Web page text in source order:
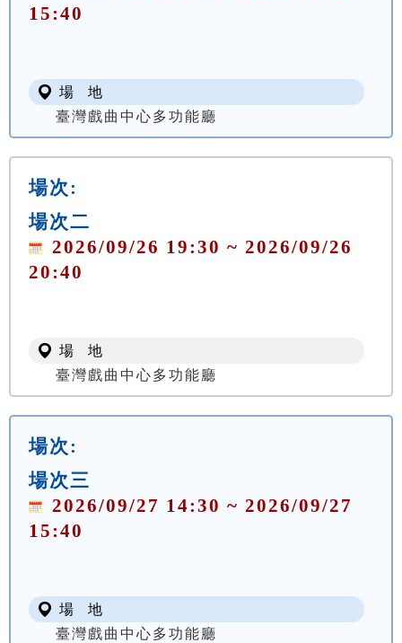
15:40
場 地
臺灣戲曲中心多功能廳
場次:
場次二
2026/09/26 19:30 ~ 2026/09/26
20:40
場 地
臺灣戲曲中心多功能廳
場次:
場次三
2026/09/27 14:30 ~ 2026/09/27
15:40
場 地
臺灣戲曲中心多功能廳